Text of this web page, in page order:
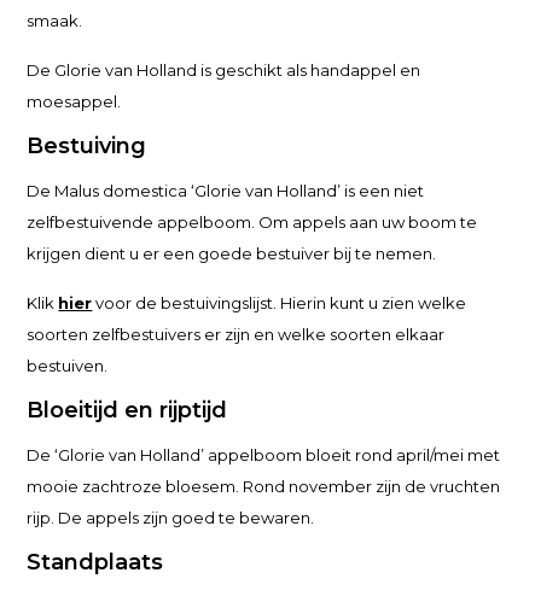
smaak.
De Glorie van Holland is geschikt als handappel en
moesappel.
Bestuiving
De Malus domestica ‘Glorie van Holland’ is een niet
zelfbestuivende appelboom. Om appels aan uw boom te
krijgen dient u er een goede bestuiver bij te nemen.
Klik hiervoor de bestuivingslijst. Hierin kunt u zien welke
soorten zelfbestuivers er zijn en welke soorten elkaar
bestuiven.
Bloeitijd en rijptijd
De ‘Glorie van Holland’ appelboom bloeit rond april/mei met
mooie zachtroze bloesem. Rond november zijn de vruchten
rijp. De appels zijn goed te bewaren.
Standplaats